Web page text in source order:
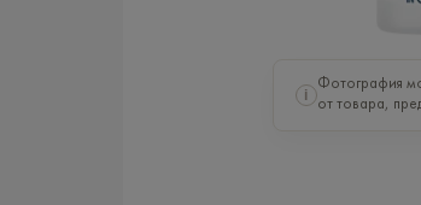
i
Фотография
от товара,